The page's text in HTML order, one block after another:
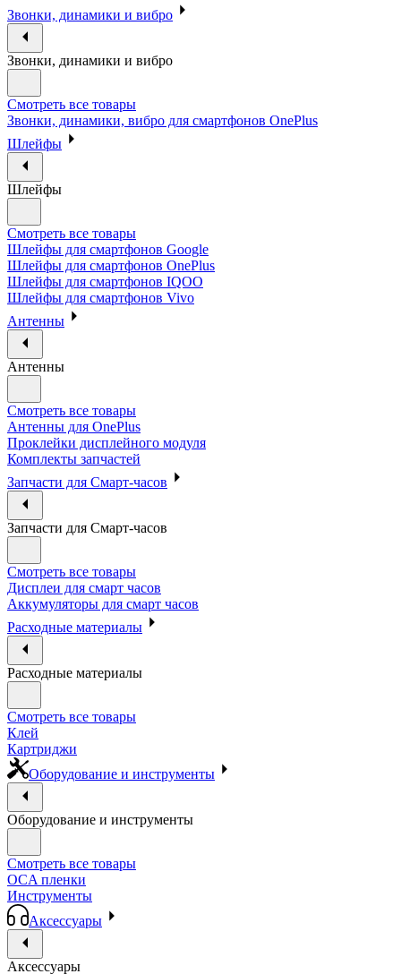
Звонки, динамики и вибро
Звонки, динамики и вибро
Смотреть все товары
Звонки, динамики, вибро для смартфонов OnePlus
Шлейфы
Шлейфы
Смотреть все товары
Шлейфы для смартфонов Google
Шлейфы для смартфонов OnePlus
Шлейфы для смартфонов IQOO
Шлейфы для смартфонов Vivo
Антенны
Антенны
Смотреть все товары
Антенны для OnePlus
Проклейки дисплейного модуля
Комплекты запчастей
Запчасти для Смарт-часов
Запчасти для Смарт-часов
Смотреть все товары
Дисплеи для смарт часов
Аккумуляторы для смарт часов
Расходные материалы
Расходные материалы
Смотреть все товары
Клей
Картриджи
Оборудование и инструменты
Оборудование и инструменты
Смотреть все товары
OCA пленки
Инструменты
Аксессуары
Аксессуары